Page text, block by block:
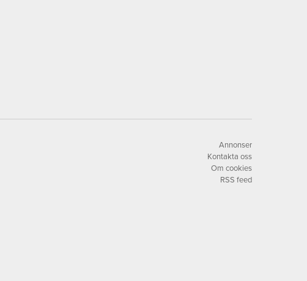
Annonser
Kontakta oss
Om cookies
RSS feed